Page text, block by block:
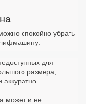
спокойно убрать
для
размера,
аккуратно
может и не